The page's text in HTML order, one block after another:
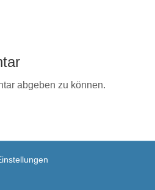
abgeben zu können.